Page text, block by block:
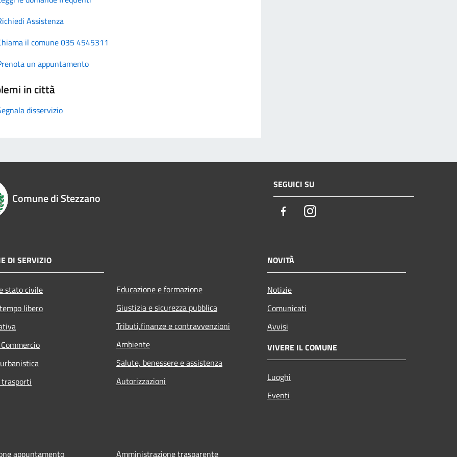
Assistenza
il comune 035 4545311
un appuntamento
in città
disservizio
Comune di Stezzano
SEGUICI SU
FacebookInstagram
DI SERVIZIO
stato civile
libero
Educazione e formazione
Giustizia e sicurezza pubblica
Tributi,finanze e contravvenzioni
Ambiente
Salute, benessere e assistenza
Autorizzazioni
NOVITÀ
Notizie
Comunicati
Avvisi
VIVERE IL COMUNE
Luoghi
Eventi
appuntamento Amministrazione trasparente